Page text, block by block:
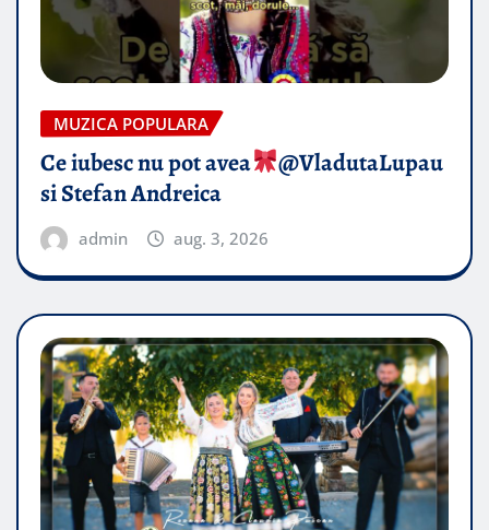
MUZICA POPULARA
Ce iubesc nu pot avea
​@VladutaLupau
si Stefan Andreica
admin aug. 3, 2026